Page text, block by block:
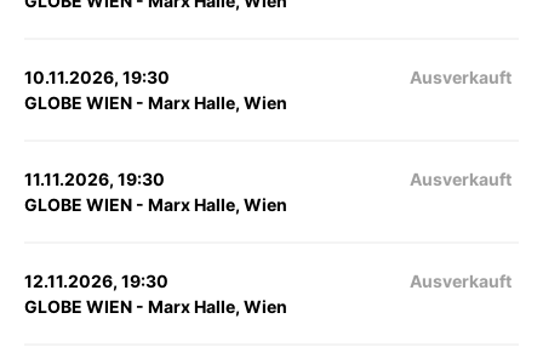
10.11.2026, 19:30
GLOBE WIEN - Marx Halle, Wien
Ausverkauft
11.11.2026, 19:30
GLOBE WIEN - Marx Halle, Wien
Ausverkauft
12.11.2026, 19:30
GLOBE WIEN - Marx Halle, Wien
Ausverkauft